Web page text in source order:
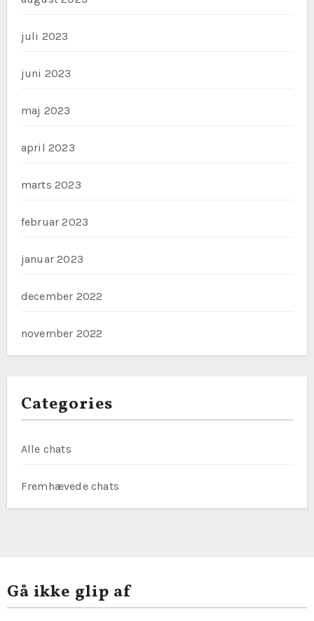
juli 2023
juni 2023
maj 2023
april 2023
marts 2023
februar 2023
januar 2023
december 2022
november 2022
Categories
Alle chats
Fremhævede chats
Gå ikke glip af